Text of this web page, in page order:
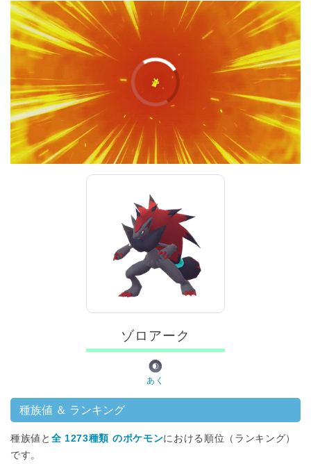
00:00 /01:00
ゾロアーク
あく
種族値 ＆ ランキング
種族値と 全 1273種類 のポケモンにおける順位（ランキング）
です。